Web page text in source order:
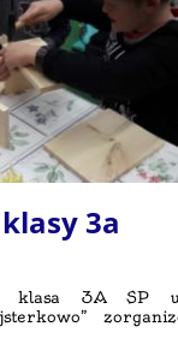
3a
klasa 3A SP